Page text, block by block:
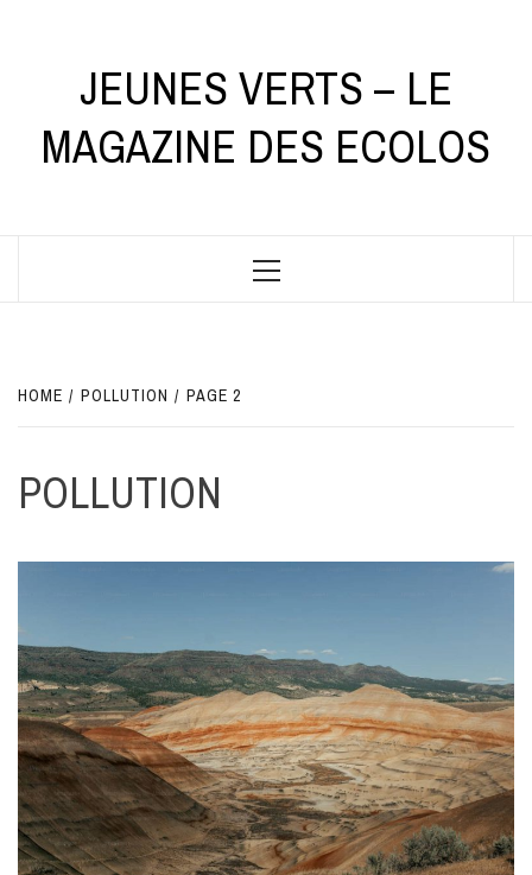
JEUNES VERTS – LE
MAGAZINE DES ECOLOS
Primary
HOME POLLUTION PAGE 2
POLLUTION